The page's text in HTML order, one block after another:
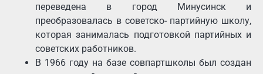
переведена в город Минусинск и
преобразовалась в советско- партийную школу,
которая занималась подготовкой партийных и
советских работников.
В 1966 году на базе совпартшколы был создан